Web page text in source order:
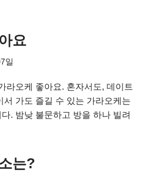
요
일
라오케 좋아요. 혼자서도, 데이트
서 가도 즐길 수 있는 가라오케는
. 밤낮 불문하고 방을 하나 빌려
는?